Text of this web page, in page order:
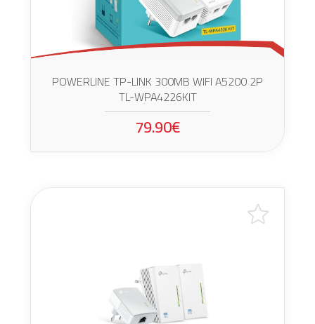
POWERLINE TP-LINK 300MB WIFI A5200 2P
TL-WPA4226KIT
79.90€